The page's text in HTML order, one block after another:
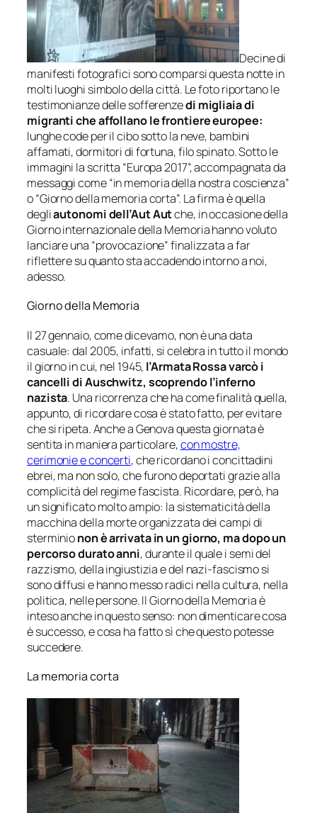
Decine di
manifesti fotografici sono comparsi questa notte in
molti luoghi simbolo della città. Le foto riportano le
testimonianze delle sofferenzedi migliaia di
migranti che affollano le frontiere europee:
lunghe code per il cibo sotto la neve, bambini
affamati, dormitori di fortuna, filo spinato. Sotto le
immagini la scritta “Europa 2017”, accompagnata da
messaggi come “in memoria della nostra coscienza”
o “Giorno della memoria corta”. La firma è quella
degliautonomi dell’Aut Autche, in occasione della
Giorno internazionale della Memoria hanno voluto
lanciare una “provocazione” finalizzata a far
riflettere su quanto sta accadendo intorno a noi,
adesso.
Giorno della Memoria
Il 27 gennaio, come dicevamo, non è una data
casuale: dal 2005, infatti, si celebra in tutto il mondo
il giorno in cui, nel 1945, l’Armata Rossa varcò i
cancelli di Auschwitz, scoprendo l’inferno
nazista. Una ricorrenza che ha come finalità quella,
appunto, di ricordare cosa è stato fatto, per evitare
che si ripeta. Anche a Genova questa giornata è
sentita in maniera particolare,con mostre,
cerimonie e concerti, che ricordano i concittadini
ebrei, ma non solo, che furono deportati grazie alla
complicità del regime fascista. Ricordare, però, ha
un significato molto ampio: la sistematicità della
macchina della morte organizzata dei campi di
sterminionon è arrivata in un giorno, ma dopo un
percorso durato anni, durante il quale i semi del
razzismo, della ingiustizia e del nazi-fascismo si
sono diffusi e hanno messo radici nella cultura, nella
politica, nelle persone. Il Giorno della Memoria è
inteso anche in questo senso: non dimenticare cosa
è successo, e cosa ha fatto sì che questo potesse
succedere.
La memoria corta